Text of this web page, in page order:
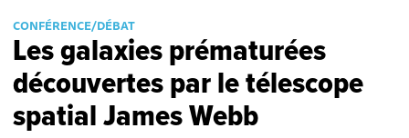
CONFÉRENCE/DÉBAT
Les galaxies prématurées
découvertes par le télescope
spatial James Webb